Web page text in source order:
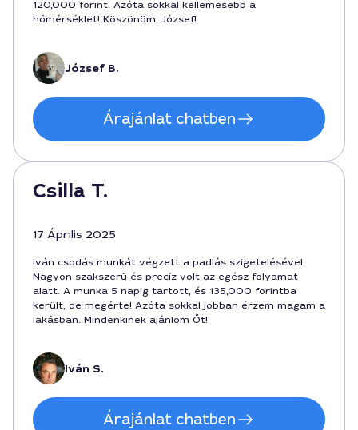
120,000 forint. Azóta sokkal kellemesebb a
hőmérséklet! Köszönöm, József!
József B.
Árajánlat chatben
Csilla T.
17 Április 2025
Iván csodás munkát végzett a padlás szigetelésével.
Nagyon szakszerű és precíz volt az egész folyamat
alatt. A munka 5 napig tartott, és 135,000 forintba
került, de megérte! Azóta sokkal jobban érzem magam a
lakásban. Mindenkinek ajánlom Őt!
Iván S.
Árajánlat chatben